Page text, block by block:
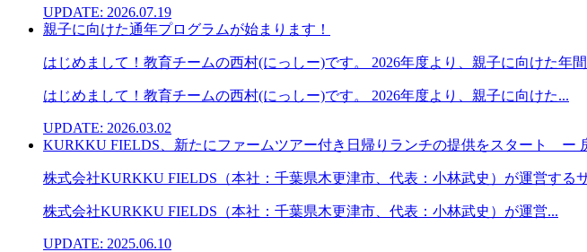
UPDATE: 2026.07.19
親子に向けた通年プログラムが始まります！
はじめまして！教育チームの西村(にっしー)です。 2026年度より、親子に向けた年
はじめまして！教育チームの西村(にっしー)です。 2026年度より、親子に向けた...
UPDATE: 2026.03.02
KURKKU FIELDS、新たにファームツアー付き日帰りランチの提供をスタート ー
株式会社KURKKU FIELDS（本社：千葉県木更津市、代表：小林武史）が運営する
株式会社KURKKU FIELDS（本社：千葉県木更津市、代表：小林武史）が運営...
UPDATE: 2025.06.10